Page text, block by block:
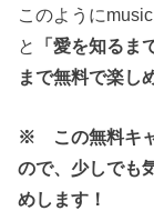
このように
と
「愛を知る
まで無料で楽し
※ この無料キャ
ので、少しでも
めします！